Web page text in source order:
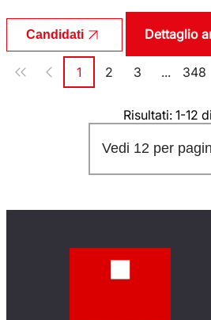
Candidati Dettaglio
Paginazione
Pagina
1 Pagina
2 Pagina
3 ... 348
Risultati: 1-12
Vedi 12 per